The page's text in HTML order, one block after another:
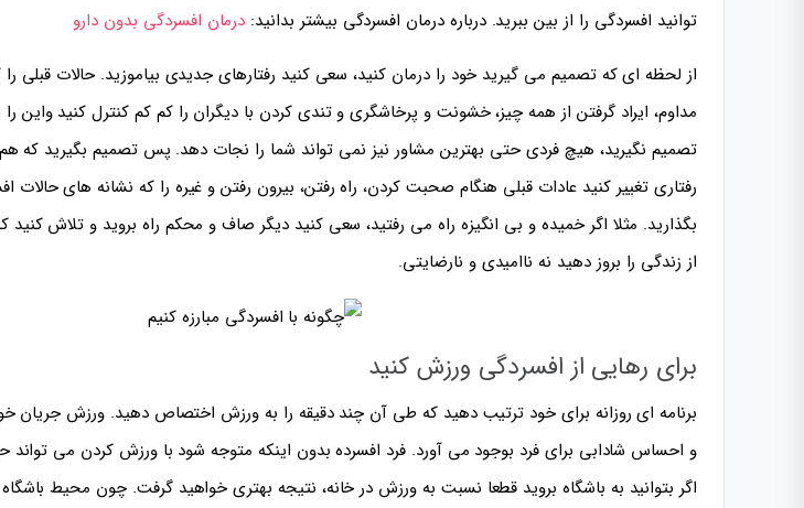
توانید افسردگی را از بین ببرید. درباره درمان افسردگی بیشتر بدانید: درمان افسردگی بدون دارو
از لحظه ای که تصمیم می گیرید خود را درمان کنید، سعی کنید رفتارهای جدیدی بیاموزید. حالات قبلی
مداوم، ایراد گرفتن از همه چیز، خشونت و پرخاشگری و تندی کردن با دیگران را کم کم کنترل کنید واین را
تصمیم نگیرید، هیچ فردی حتی بهترین مشاور نیز نمی تواند شما را نجات دهد. پس تصمیم بگیرید که
رفتاری تغییر کنید عادات قبلی هنگام صحبت کردن، راه رفتن، بیرون رفتن و غیره را که نشانه های حالات
بگذارید. مثلا اگر خمیده و بی انگیزه راه می رفتید، سعی کنید دیگر صاف و محکم راه بروید و تلاش
از زندگی را بروز دهید نه ناامیدی و نارضایتی.
برای رهایی از افسردگی ورزش کنید
برنامه ای روزانه برای خود ترتیب دهید که طی آن چند دقیقه را به ورزش اختصاص دهید. ورزش جریان
و احساس شادابی برای فرد بوجود می آورد. فرد افسرده بدون اینکه متوجه شود با ورزش کردن می تواند
اگر بتوانید به باشگاه بروید قطعا نسبت به ورزش در خانه، نتیجه بهتری خواهید گرفت. چون محیط